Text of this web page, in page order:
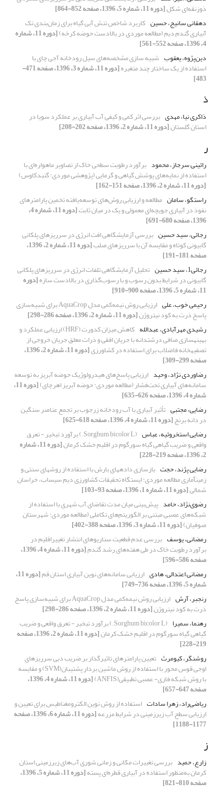
ذوزنقه‌ای شکل[دوره 11، شماره 5، 1396، صفحه 852-864]
دهقانی سانیج، حسین کاربرد شاخص تنش آبی گیاه برای زمان‌بندی تک
آبیاری گندم دیم (مطالعه موردی در بالادست حوضه کرخه) [دوره 11، شماره
4، 1396، صفحه 552-561]
دین‌پژوه، یعقوب شبیه سازی مشخصه‌های سیل رودخانه آجی چای با
استفاده از یک ساختار چند متغیره [دوره 11، شماره 3، 1396، صفحه 471-
483]
ذ
ذاکری نیا، مهدی بررسی اثر کمی و کیفی آب آبیاری بر عملکرد سویا در
استان گلستان[دوره 11، شماره 2، 1396، صفحه 202-208]
ر
رائینی سرجاز، محمود برآورد رطوبت سطحی خاک از تصاویر ماهواره‌ای با
استفاده از نمایه‌های پوشش گیاهی و گرمایی (پژوهشی موردی: گنبدکاوس)
[دوره 11، شماره 2، 1396، صفحه 151-162]
راستگو، سامان مطالعه و ارزیابی روش‌های توسعه‌یافته تخمین پارامترهای
نفوذ در آبیاری جویچه‌ای معمولی و یک در میان ثابت [دوره 11، شماره 4،
1396، صفحه 680-691]
رجائی، سید حسین بررسی آزمایشگاهی افت انرژی در سرریزهای پلکانی
گابیونی کوتاه و مقایسه آن با سرریزهای صلب [دوره 11، شماره 2، 1396،
صفحه 181-191]
رجائی1، سید حسین
تحلیل آزمایشگاهی تلفات انرژی در سرریزهای پلکانی
گابیونی در شرایط بدون رسوب و با رسوب‌گذاری در بالادست سازه[دوره
11، شماره 5، 1396، صفحه 900-910]
رحیمی خوب، علی
ارزیابی روش نیمه‌کمی مدل AquaCrop برای شبیه‌سازی
پاسخ ذرت به کود نیتروژن[دوره 11، شماره 2، 1396، صفحه 286-298]
رشیدی مهرآبادی، عبدالله
کاهش میزان کدورت (HRF) ارزیابی عملکرد و
بهینهسازی صافی درشتدانه با جریان افقی و ذرات معلق جریان خروجی از
تصفیهخانه فاضلاب برای استفاده در کشاورزی [دوره 11، شماره 2، 1396،
صفحه 299-309]
رضاوردی نژاد، وحید ارزیابی پاسخ‌های هیدرولوژیک حوضه‌ آبریز به توسعه
سامانه‌های آبیاری تحت‌فشار (مطالعه موردی: حوضه آبریز اهرچای) [دوره 11،
شماره 4، 1396، صفحه 626-635]
رضایی، مجتبی تأثیر آبیاری با آب رودخانه زرجوب بر تجمع عناصر سنگین
در دانه برنج[دوره 11، شماره 4، 1396، صفحه 618-625]
رضایی استخروئیه، عباس
(Sorghum bicolor L.) برآورد تبخیر - تعرق
واقعی و ضریب گیاهی گیاه سورگوم در اقلیم خشک کرمان [دوره 11، شماره
2، 1396، صفحه 219-228]
رضایی پژند، حجت بازسازی دادههای بارش با استفاده از روشهای سنتی و
زمینآماری مطالعه موردی: ایستگاه تحقیقات کشاورزی دیم سیساب، خراسان
شمالی[دوره 11، شماره 1، 1396، صفحه 93-103]
رضوی‌نژاد، حامد پیش‌بینی میان مدت تقاضای آب شهری با استفاده از
شبکه‌های عصبی مبتنی بر الگوریتم‌های تکاملی (مطالعه موردی: شهرستان
صوفیان)[دوره 11، شماره 3، 1396، صفحه 388-402]
رمضانی، یوسف بررسی عدم قطعیت سناریوهای انتشار تغییراقلیم در
برآورد رطوبت خاک در طی هفته‌های رشد گندم [دوره 11، شماره 4، 1396،
صفحه 586-596]
رمضانی اعتدالی، هادی ارزیابی سامانه‌های نوین آبیاری استان قم [دوره 11،
شماره 5، 1396، صفحه 736-749]
رنجبر، آرش
ارزیابی روش نیمه‌کمی مدل AquaCrop برای شبیه‌سازی پاسخ
ذرت به کود نیتروژن[دوره 11، شماره 2، 1396، صفحه 286-298]
رهنما، سمیرا
(Sorghum bicolor L.) برآورد تبخیر - تعرق واقعی و ضریب
گیاهی گیاه سورگوم در اقلیم خشک کرمان [دوره 11، شماره 2، 1396، صفحه
219-228]
روشنگر، کیومرث تعیین پارامترهای تاثیرگذار بر ضریب دبی سرریزهای
اوجی قوس محور با استفاده از روش ماشین بردار پشتیبان(SVM) و مقایسه
با روش شبکه فازی- عصبی تطبیقی(ANFIS) [دوره 11، شماره 4، 1396،
صفحه 647-657]
ریاضی‌راد، زهرا سادات استفاده از روش نوین الکترومغناطیس برای تعیین و
ارزیابی سطح آب زیرزمینی در شرایط مزرعه [دوره 11، شماره 6، 1396، صفحه
1177-1188]
ز
زارع، حمید بررسی تغییرات مکانی و زمانی شوری آب‌های زیرزمینی استان
کرمان به‌منظور استفاده در آبیاری قطره‌ای پسته [دوره 11، شماره 5، 1396،
صفحه 810-821]